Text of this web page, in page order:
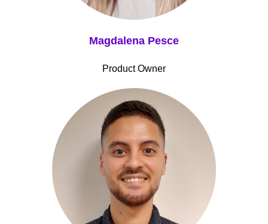
Magdalena Pesce
Product Owner